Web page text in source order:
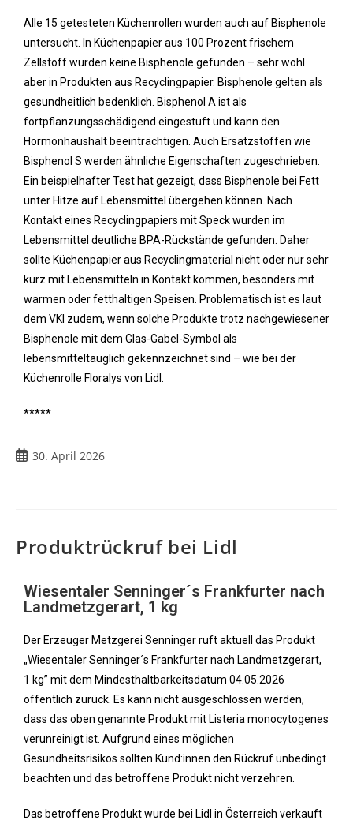
Alle 15 getesteten Küchenrollen wurden auch auf Bisphenole
untersucht. In Küchenpapier aus 100 Prozent frischem
Zellstoff wurden keine Bisphenole gefunden – sehr wohl
aber in Produkten aus Recyclingpapier. Bisphenole gelten als
gesundheitlich bedenklich. Bisphenol A ist als
fortpflanzungsschädigend eingestuft und kann den
Hormonhaushalt beeinträchtigen. Auch Ersatzstoffen wie
Bisphenol S werden ähnliche Eigenschaften zugeschrieben.
Ein beispielhafter Test hat gezeigt, dass Bisphenole bei Fett
unter Hitze auf Lebensmittel übergehen können. Nach
Kontakt eines Recyclingpapiers mit Speck wurden im
Lebensmittel deutliche BPA-Rückstände gefunden. Daher
sollte Küchenpapier aus Recyclingmaterial nicht oder nur sehr
kurz mit Lebensmitteln in Kontakt kommen, besonders mit
warmen oder fetthaltigen Speisen. Problematisch ist es laut
dem VKI zudem, wenn solche Produkte trotz nachgewiesener
Bisphenole mit dem Glas-Gabel-Symbol als
lebensmitteltauglich gekennzeichnet sind – wie bei der
Küchenrolle Floralys von Lidl.
*****
30. April 2026
Produktrückruf bei Lidl
Wiesentaler Senninger´s Frankfurter nach
Landmetzgerart, 1 kg
Der Erzeuger Metzgerei Senninger ruft aktuell das Produkt
„Wiesentaler Senninger´s Frankfurter nach Landmetzgerart,
1 kg” mit dem Mindesthaltbarkeitsdatum 04.05.2026
öffentlich zurück. Es kann nicht ausgeschlossen werden,
dass das oben genannte Produkt mit Listeria monocytogenes
verunreinigt ist. Aufgrund eines möglichen
Gesundheitsrisikos sollten Kund:innen den Rückruf unbedingt
beachten und das betroffene Produkt nicht verzehren.
Das betroffene Produkt wurde bei Lidl in Österreich verkauft